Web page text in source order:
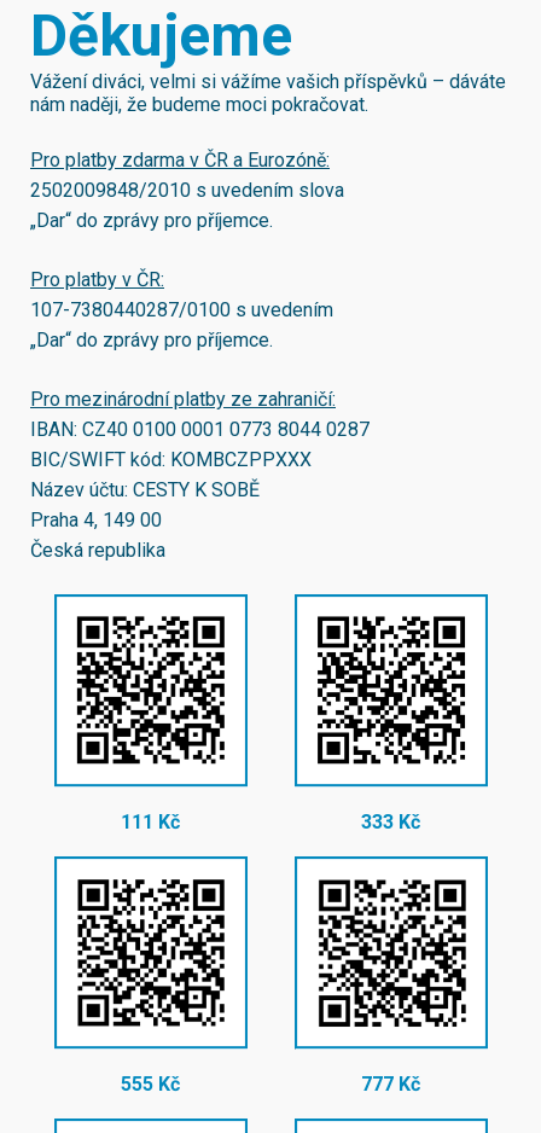
Děkujeme
Vážení diváci, velmi si vážíme vašich příspěvků – dáváte
nám naději, že budeme moci pokračovat.
Pro platby zdarma v ČR a Eurozóně:
2502009848/2010 s uvedením slova
„Dar“ do zprávy pro příjemce.
Pro platby v ČR:
107-7380440287/0100 s uvedením
„Dar“ do zprávy pro příjemce.
Pro mezinárodní platby ze zahraničí:
IBAN: CZ40 0100 0001 0773 8044 0287
BIC/SWIFT kód: KOMBCZPPXXX
Název účtu: CESTY K SOBĚ
Praha 4, 149 00
Česká republika
111 Kč 333 Kč
555 Kč 777 Kč